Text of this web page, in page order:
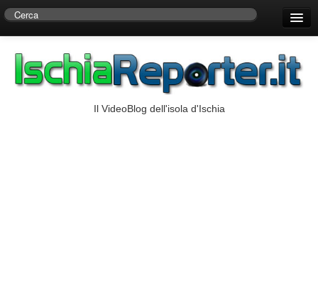
Centro di Ricerche Storiche D’Ambra
Il VideoBlog dell'isola d'Ischia